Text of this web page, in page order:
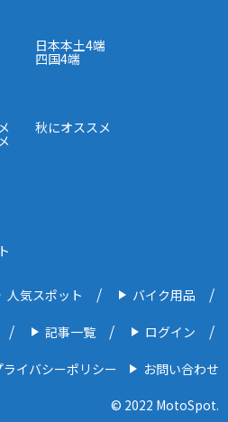
日本本土4端
四国4端
秋にオススメ
人気スポット バイク用品
記事一覧 ログイン
ライバシーポリシー
お問い合わせ
© 2022 MotoSpot.